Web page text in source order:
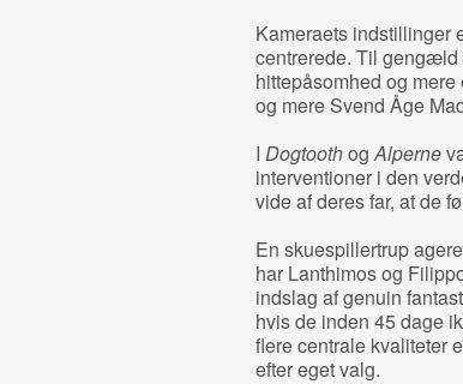
Kameraets indstillinger
centrerede. Til
hittepåsomhed og
og mere Svend Åge
I DogtoothogAlperne
interventioner i den
vide af deres far, at de
En skuespillertrup
har Lanthimos og
indslag af genuin
hvis de inden 45 dage
flere centrale kvaliteter
efter eget valg.